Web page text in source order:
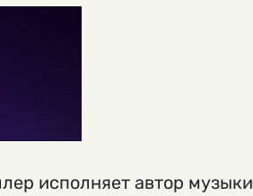
исполняет автор музыки